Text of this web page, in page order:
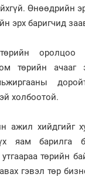
Өнөөдрийн
эрх баригчид
оролцоо
төрийн ачааг
холбоотой.
ажил хийдгийг
яам барилга
төрийн
гэвэл төр